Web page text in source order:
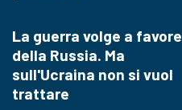
La guerra volge a favore
della Russia. Ma
sull'Ucraina non si vuol
trattare